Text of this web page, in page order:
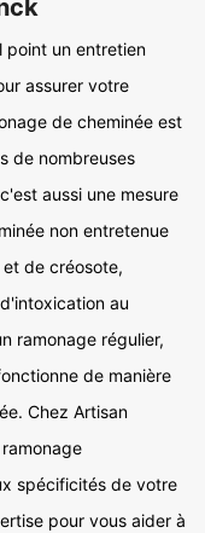
point un entretien
assurer votre
de cheminée est
de nombreuses
aussi une mesure
non entretenue
de créosote,
au
ramonage régulier,
de manière
Chez Artisan
spécificités de votre
pour vous aider à